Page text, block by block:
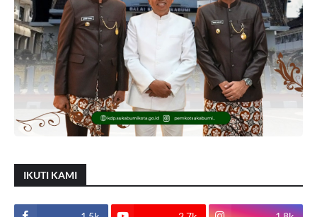
IKUTI KAMI